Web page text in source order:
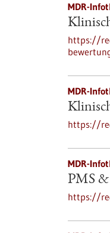
MDR-
https://
MDR-
https://
MDR-
PMS
https://